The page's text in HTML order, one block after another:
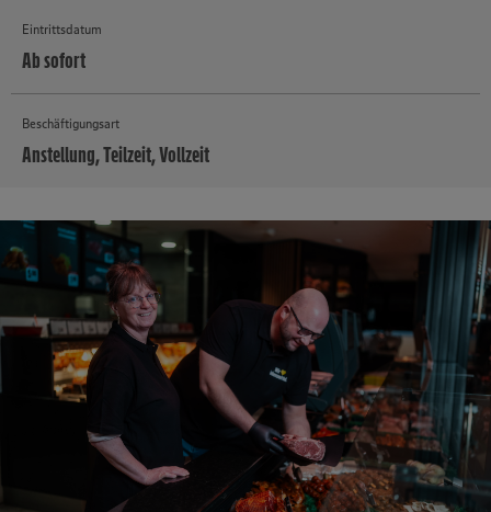
Eintrittsdatum
Ab sofort
Beschäftigungsart
Anstellung, Teilzeit, Vollzeit